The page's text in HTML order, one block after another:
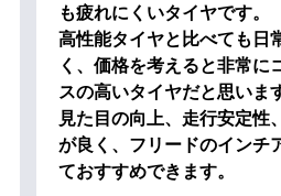
も疲れにくいタイヤです。
高性能タイヤと比べても日
く、価格を考えると非常に
スの高いタイヤだと思いま
見た目の向上、走行安定性
が良く、フリードのインチ
ておすすめできます。